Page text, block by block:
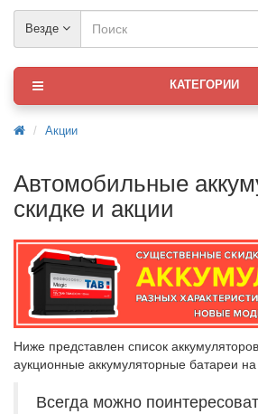
Везде
КАТЕГОРИИ
Акции
Автомобильные
скидке и акции
Ниже представлен список
аукционные аккумуляторные батареи на
Всегда можно